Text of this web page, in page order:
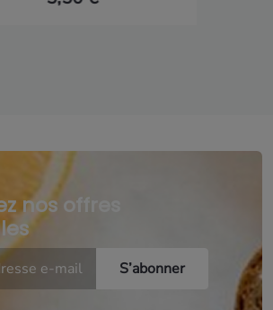
nos offres